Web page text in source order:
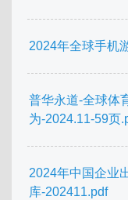
2024年全球手机
普华永道-全球体
为-2024.11-59页
2024年中国企业
库-202411.pdf